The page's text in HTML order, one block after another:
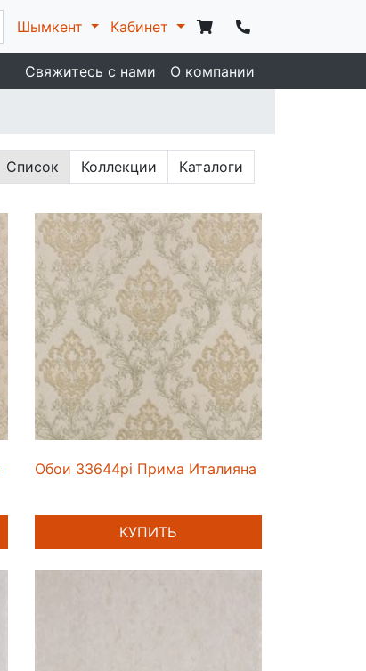
Шымкент Кабинет
Свяжитесь с нами О компании
Список Коллекции Каталоги
Обои 33644pi Прима Италияна
КУПИТЬ